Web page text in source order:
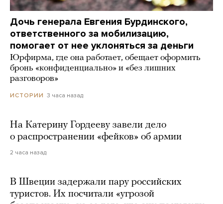
Дочь генерала Евгения Бурдинского,
ответственного за мобилизацию,
помогает от нее уклоняться за деньги
Юрфирма, где она работает, обещает оформить
бронь «конфиденциально» и «без лишних
разговоров»
ИСТОРИИ 3 часа назад
На Катерину Гордееву завели дело
о распространении «фейков» об армии
2 часа назад
В Швеции задержали пару российских
туристов. Их посчитали «угрозой